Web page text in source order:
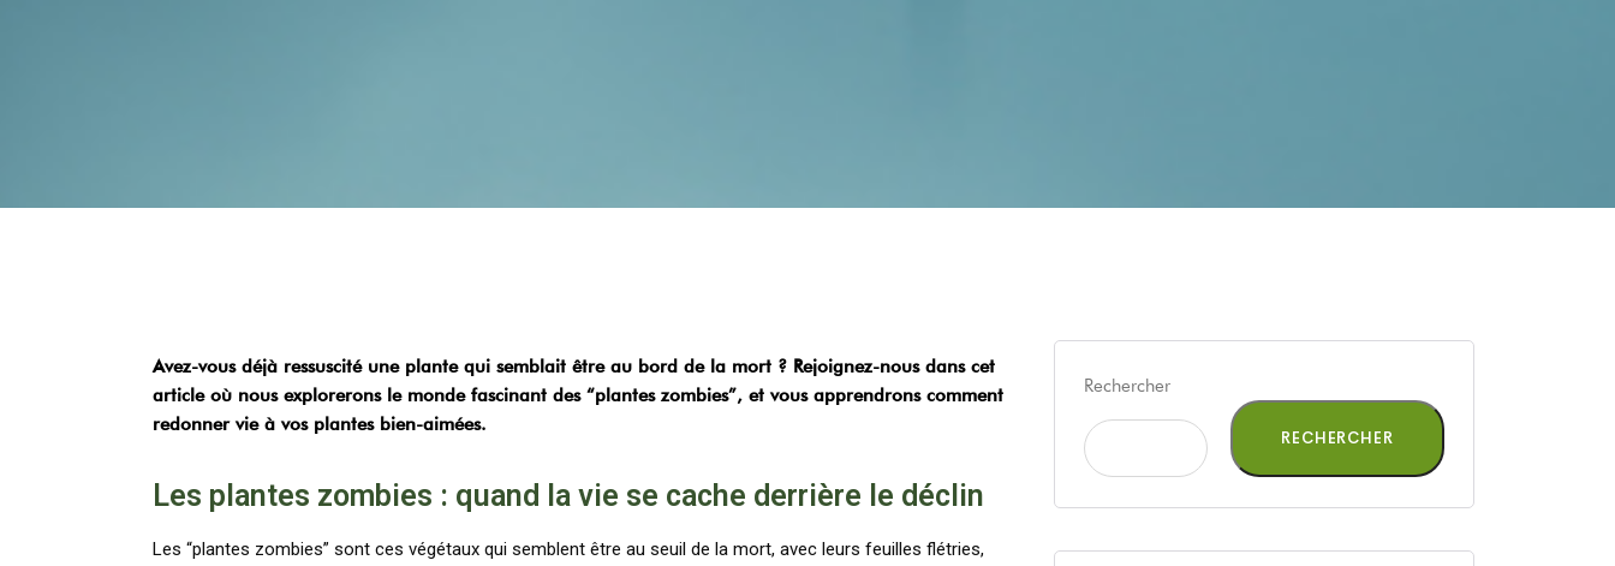
Avez-vous déjà ressuscité une plante qui semblait être au bord de la mort ? Rejoignez-nous dans cet
article où nous explorerons le monde fascinant des “plantes zombies”, et vous apprendrons comment
redonner vie à vos plantes bien-aimées.
Les plantes zombies : quand la vie se cache derrière le déclin
Les “plantes zombies” sont ces végétaux qui semblent être au seuil de la mort, avec leurs feuilles flétries,
Rechercher
RECHERCHER